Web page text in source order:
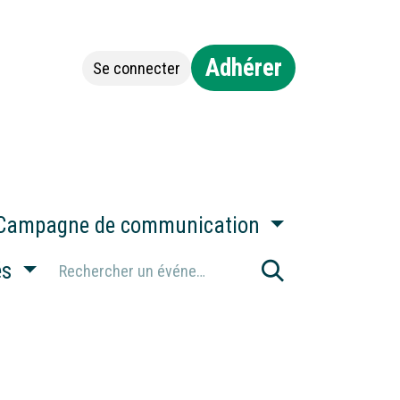
Se connecter Adhérer
de communication